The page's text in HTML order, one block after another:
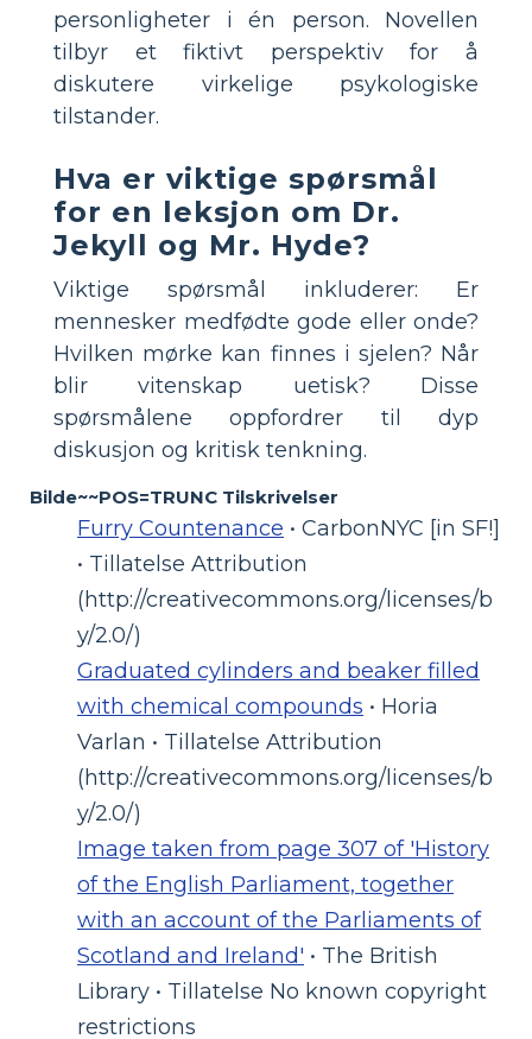
personligheter i én person. Novellen
tilbyr et fiktivt perspektiv for å
diskutere virkelige psykologiske
tilstander.
Hva er viktige spørsmål
for en leksjon om Dr.
Jekyll og Mr. Hyde?
Viktige spørsmål inkluderer: Er
mennesker medfødte gode eller onde?
Hvilken mørke kan finnes i sjelen? Når
blir vitenskap uetisk? Disse
spørsmålene oppfordrer til dyp
diskusjon og kritisk tenkning.
Bilde~~POS=TRUNC Tilskrivelser
Furry Countenance • CarbonNYC [in SF!]
• Tillatelse Attribution
(http://creativecommons.org/licenses/b
y/2.0/)
Graduated cylinders and beaker filled
with chemical compounds • Horia
Varlan • Tillatelse Attribution
(http://creativecommons.org/licenses/b
y/2.0/)
Image taken from page 307 of 'History
of the English Parliament, together
with an account of the Parliaments of
Scotland and Ireland' • The British
Library • Tillatelse No known copyright
restrictions